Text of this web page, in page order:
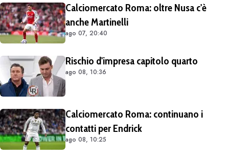
Calciomercato Roma: oltre Nusa c'è
anche Martinelli
ago 07, 20:40
Rischio d'impresa capitolo quarto
ago 08, 10:36
Calciomercato Roma: continuano i
contatti per Endrick
ago 08, 10:25